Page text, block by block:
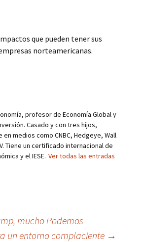
que pueden tener sus
norteamericanas.
profesor de Economía Global y
Casado y con tres hijos,
medios como CNBC, Hedgeye, Wall
Tiene un certificado internacional de
y el IESE. Ver todas las entradas
mucho Podemos
un entorno complaciente →